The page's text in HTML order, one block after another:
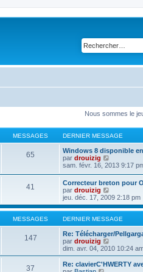
Nous sommes le
MESSAGES DERNIER MESSAGE
65
Windows 8 disponible
par drouizig
o
u
l
t
e
r
l
d
e
r
n
i
sam. févr. 16, 2013 9:17
41
Correcteur breton pour
par drouizig
o
n
s
u
l
t
r
l
e
jeu. déc. 17, 2009 2:18 pm
MESSAGES DERNIER MESSAGE
147
Re: Télécharger/
par drouizig
o
n
s
dim. avr. 04, 2010 10:24
37
Re: clavierC'HWERTY